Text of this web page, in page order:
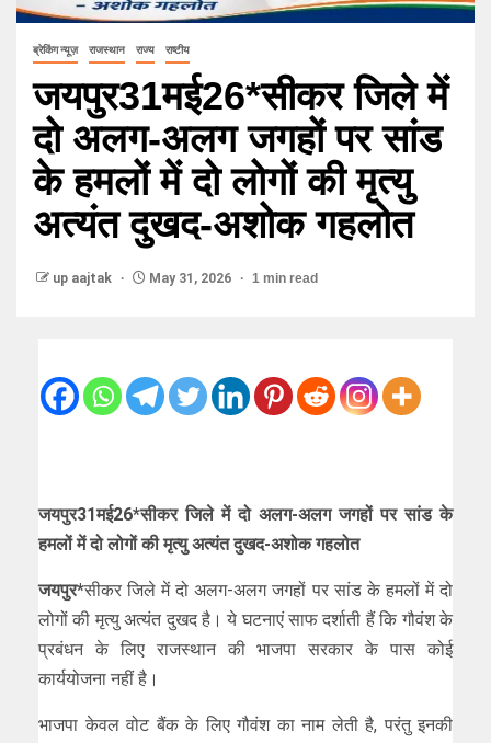
ब्रेकिंग न्यूज़ राजस्थान राज्य राष्टीय
जयपुर31मई26*सीकर जिले में
दो अलग-अलग जगहों पर सांड
के हमलों में दो लोगों की मृत्यु
अत्यंत दुखद-अशोक गहलोत
up aajtak May 31, 2026 1 min read
जयपुर31मई26*सीकर जिले में दो अलग-अलग जगहों पर सांड के
हमलों में दो लोगों की मृत्यु अत्यंत दुखद-अशोक गहलोत
जयपुर*सीकर जिले में दो अलग-अलग जगहों पर सांड के हमलों में दो
लोगों की मृत्यु अत्यंत दुखद है। ये घटनाएं साफ दर्शाती हैं कि गौवंश के
प्रबंधन के लिए राजस्थान की भाजपा सरकार के पास कोई
कार्ययोजना नहीं है।
भाजपा केवल वोट बैंक के लिए गौवंश का नाम लेती है, परंतु इनकी